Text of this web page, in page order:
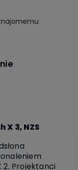
X 3, NZS
Projektanci